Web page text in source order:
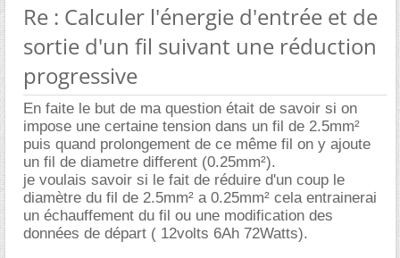
Re : Calculer l'énergie d'entrée et de
sortie d'un fil suivant une réduction
progressive
En faite le but de ma question était de savoir si on
impose une certaine tension dans un fil de 2.5mm²
puis quand prolongement de ce même fil on y ajoute
un fil de diametre different (0.25mm²).
je voulais savoir si le fait de réduire d'un coup le
diamètre du fil de 2.5mm² a 0.25mm² cela entrainerai
un échauffement du fil ou une modification des
données de départ ( 12volts 6Ah 72Watts).